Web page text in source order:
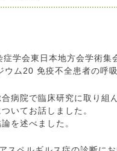
症学会東日本地方会学術
ウム20 免疫不全患者の呼
病院で臨床研究に取り組
いてお話しました。
を述べました。